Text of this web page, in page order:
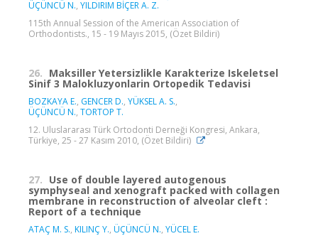
ÜÇÜNCÜ N., YILDIRIM BİÇER A. Z.
115th Annual Session of the American Association of
Orthodontists., 15 - 19 Mayıs 2015, (Özet Bildiri)
26. Maksiller Yetersizlikle Karakterize Iskeletsel
Sinif 3 Malokluzyonlarin Ortopedik Tedavisi
BOZKAYA E., GENCER D., YÜKSEL A. S.,
ÜÇÜNCÜ N., TORTOP T.
12. Uluslararası Türk Ortodonti Derneği Kongresi, Ankara,
Türkiye, 25 - 27 Kasım 2010, (Özet Bildiri)
27. Use of double layered autogenous
symphyseal and xenograft packed with collagen
membrane in reconstruction of alveolar cleft :
Report of a technique
ATAÇ M. S., KILINÇ Y., ÜÇÜNCÜ N., YÜCEL E.